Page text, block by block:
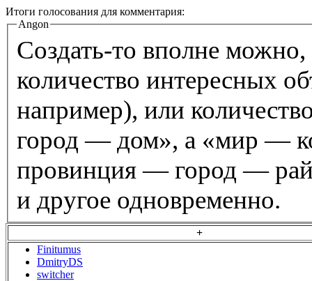
Итоги голосования для комментария:
Angon
Создать-то вполне
количество интересных
например), или
город — дом», а «мир —
провинция — город —
и другое одновременно.
+
Finitumus
DmitryDS
switcher